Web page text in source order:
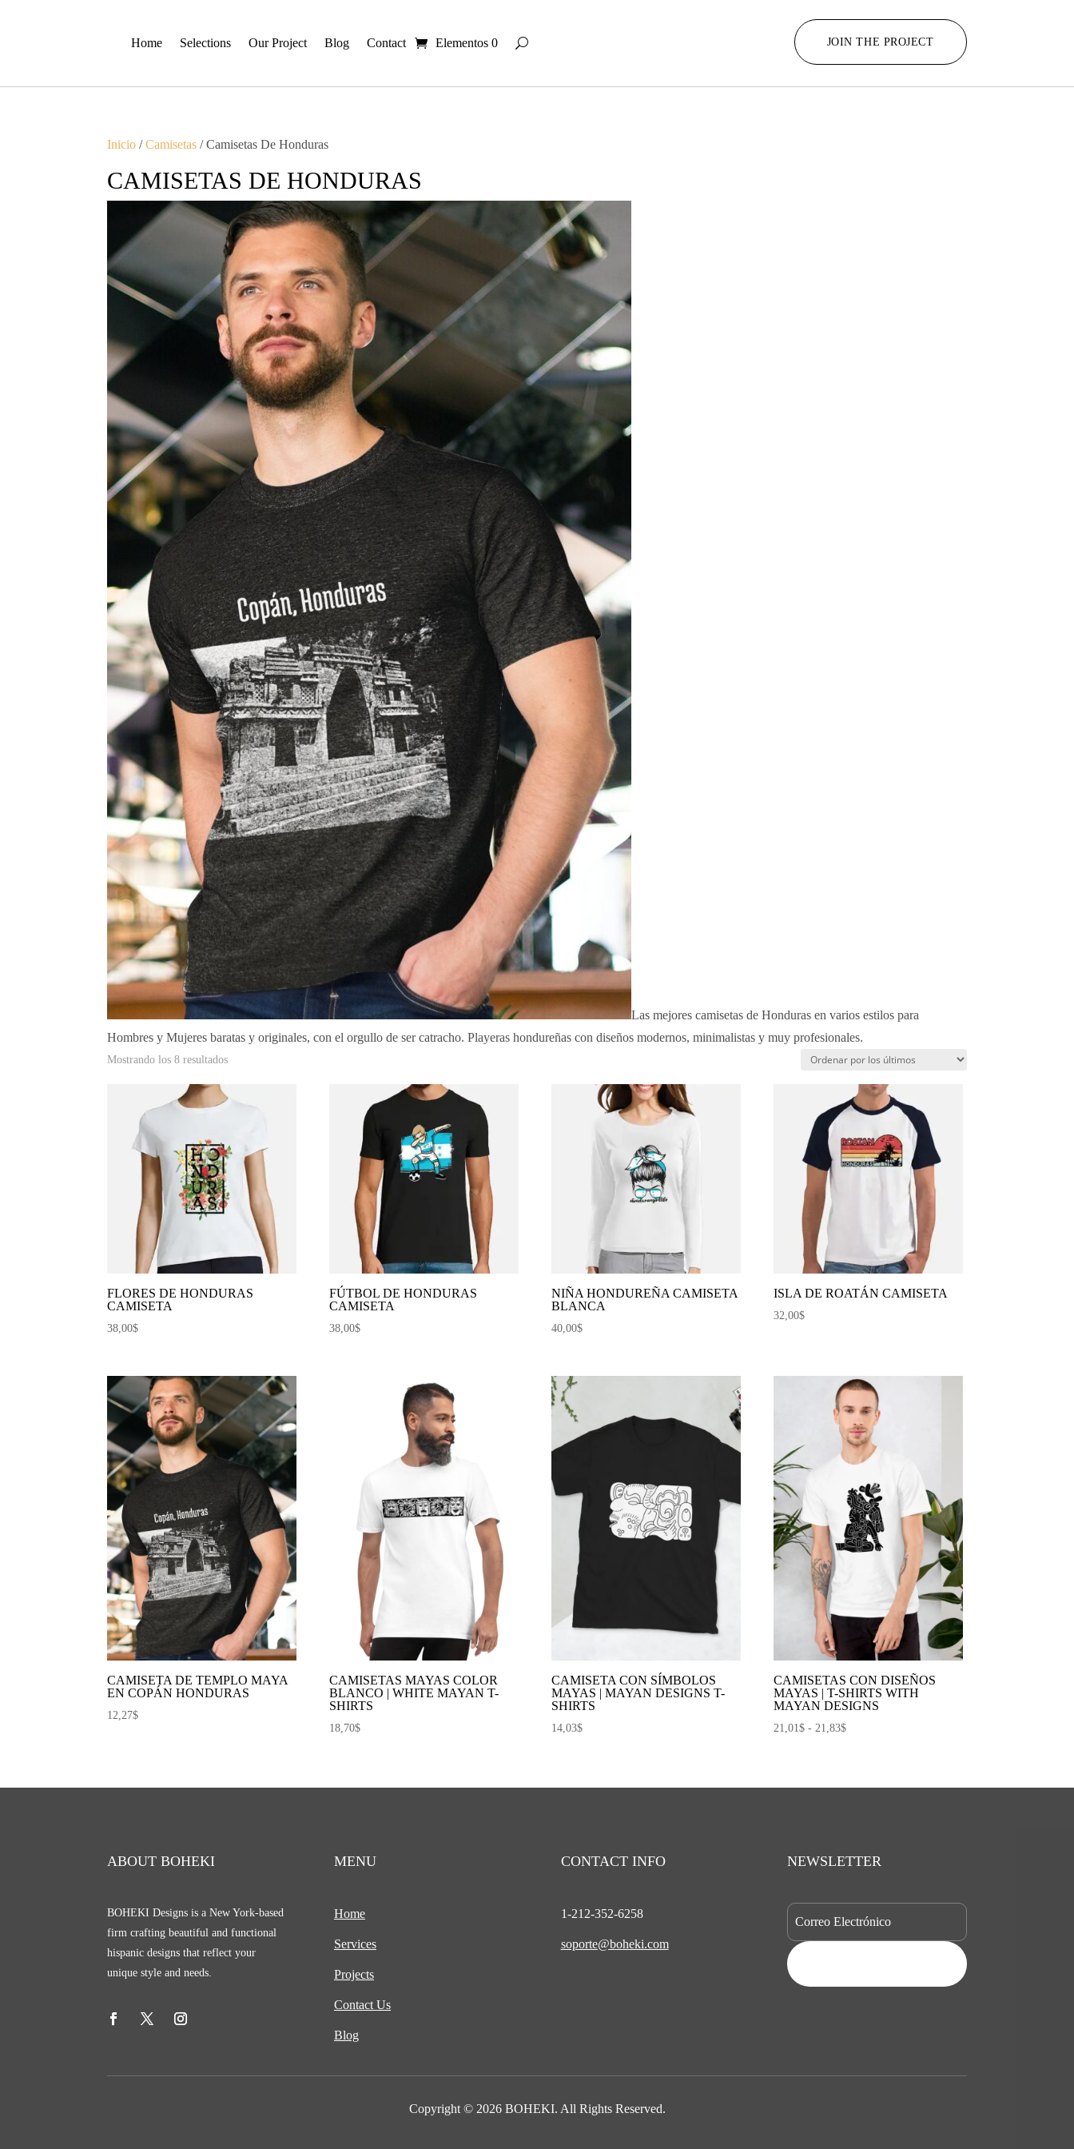
Home Selections Our Project Blog Contact Elementos 0 JOIN THE PROJECT
Inicio /Camisetas / Camisetas De Honduras
CAMISETAS DE HONDURAS
Las mejores camisetas de Honduras en varios estilos para
Hombres y Mujeres baratas y originales, con el orgullo de ser catracho. Playeras hondureñas con diseños modernos, minimalistas y muy profesionales.
Mostrando los 8 resultadosOrdenado
los
FLORES DE HONDURAS
CAMISETA
38,00$
FÚTBOL DE HONDURAS
CAMISETA
38,00$
NIÑA HONDUREÑA CAMISETA
BLANCA
40,00$
ISLA DE ROATÁN CAMISETA
32,00$
CAMISETA DE TEMPLO MAYA
EN COPÁN HONDURAS
12,27$
CAMISETAS MAYAS COLOR
BLANCO | WHITE MAYAN T-
SHIRTS
18,70$
CAMISETA CON SÍMBOLOS
MAYAS | MAYAN DESIGNS T-
SHIRTS
14,03$
CAMISETAS CON DISEÑOS
MAYAS | T-SHIRTS WITH
MAYAN DESIGNS
21,01$ - 21,83$Rango
ABOUT BOHEKI
BOHEKI Designs is a New York-based
firm crafting beautiful and functional
hispanic designs that reflect your
unique style and needs.
MENU
Home
Services
Projects
Contact Us
Blog
CONTACT INFO
1-212-352-6258
soporte@boheki.com
NEWSLETTER
Copyright © 2026 BOHEKI. All Rights Reserved.